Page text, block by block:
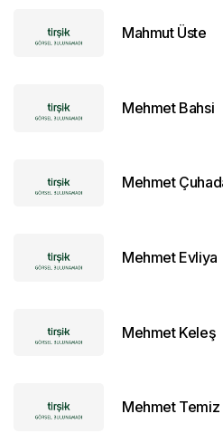
Mahmut Üste
Mehmet Bahsi
Mehmet
Mehmet Evliya
Mehmet Keleş
Mehmet Temiz